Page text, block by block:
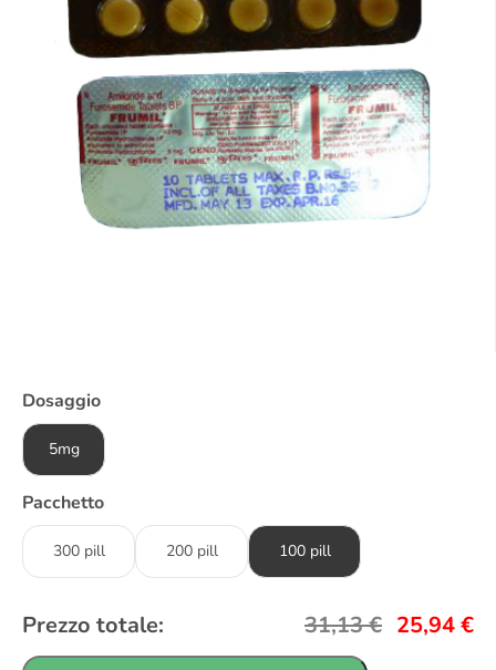
Dosaggio
5mg
Pacchetto
300 pill 200 pill 100 pill
Prezzo totale: 31,13€ 25,94€